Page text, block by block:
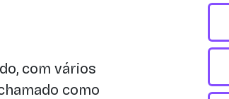
com vários
como